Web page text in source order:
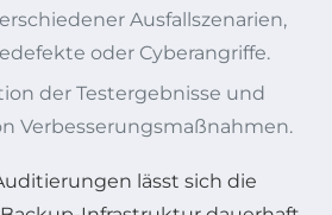
Ausfallszenarien,
oder Cyberangriffe.
der Testergebnisse und
Verbesserungsmaßnahmen.
lässt sich die